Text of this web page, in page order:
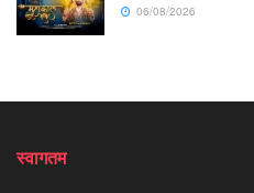
06/08/2026
स्वागतम